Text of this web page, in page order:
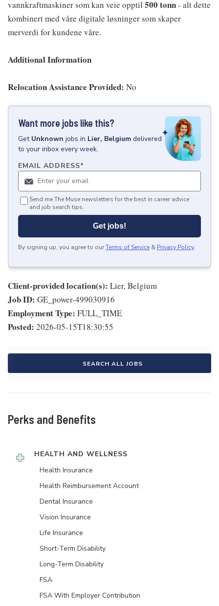
vannkraftmaskiner som kan veie opptil 500 tonn- alt dette
kombinert med våre digitale løsninger som skaper
merverdi for kundene våre.
Additional Information
Relocation Assistance Provided: No
Want more jobs like this?
Get Unknown jobs in Lier, Belgium delivered
to your inbox every week.
EMAIL ADDRESS*
Send me The Muse newsletters for the best in career advice
and job search tips.
Get jobs!
By signing up, you agree to ourTerms of Service & Privacy Policy.
Client-provided location(s): Lier, Belgium
Job ID: GE_power-499030916
Employment Type: FULL_TIME
Posted: 2026-05-15T18:30:55
SEARCH ALL JOBS
Perks and Benefits
HEALTH AND WELLNESS
Health Insurance
Health Reimbursement Account
Dental Insurance
Vision Insurance
Life Insurance
Short-Term Disability
Long-Term Disability
FSA
FSA With Employer Contribution